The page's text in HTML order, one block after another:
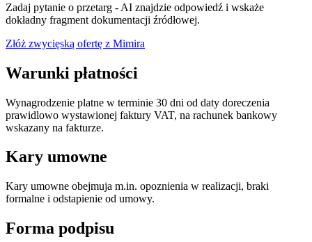
Zadaj pytanie o przetarg - AI znajdzie odpowiedź i wskaże
dokładny fragment dokumentacji źródłowej.
Złóż zwycięską ofertę z Mimira
Warunki płatności
Wynagrodzenie platne w terminie 30 dni od daty doreczenia
prawidlowo wystawionej faktury VAT, na rachunek bankowy
wskazany na fakturze.
Kary umowne
Kary umowne obejmuja m.in. opoznienia w realizacji, braki
formalne i odstapienie od umowy.
Forma podpisu